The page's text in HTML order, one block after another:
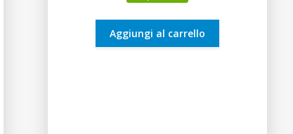
10,00€.9,50€.
Aggiungi al carrello